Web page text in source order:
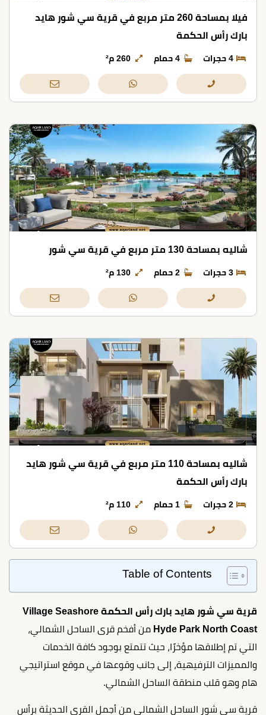
فيلا بمساحة 260 متر مربع في قرية سي شور هايد
بارك رأس الحكمة
4 حجرات 4 حمام 260 م²
شاليه بمساحة 130 متر مربع في قرية سي شور
3 حجرات 2 حمام 130 م²
شاليه بمساحة 110 متر مربع في قرية سي شور هايد
بارك رأس الحكمة
2 حجرات 1 حمام 110 م²
Table of Contents
قرية سي شور هايد بارك رأس الحكمة Village Seashore
Hyde Park North Coast من أفخم قرى الساحل الشمالي،
التي تم إطلاقها مؤخرًا، حيث تتمتع بوجود كافة الخدمات
والمميزات الترفيهية، إلى جانب وقوعها في موقع استراتيجي
هام وهو قلب منطقة الساحل الشمالي.
قرية سي شور الساحل الشمالي من أجمل القرى الحديثة برأس